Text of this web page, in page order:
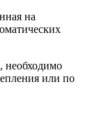
на
необходимо
или по